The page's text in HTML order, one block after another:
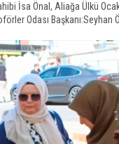
İsa Önal, Aliağa ​Ülkü
Odası Başkanı:Seyhan